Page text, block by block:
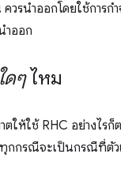
วรนำออกโดยใช้การก
ำออก
ใดๆไหม
ให้ใช้ RHC อย่างไร
กกรณีจะเป็นกรณีที่ตัว